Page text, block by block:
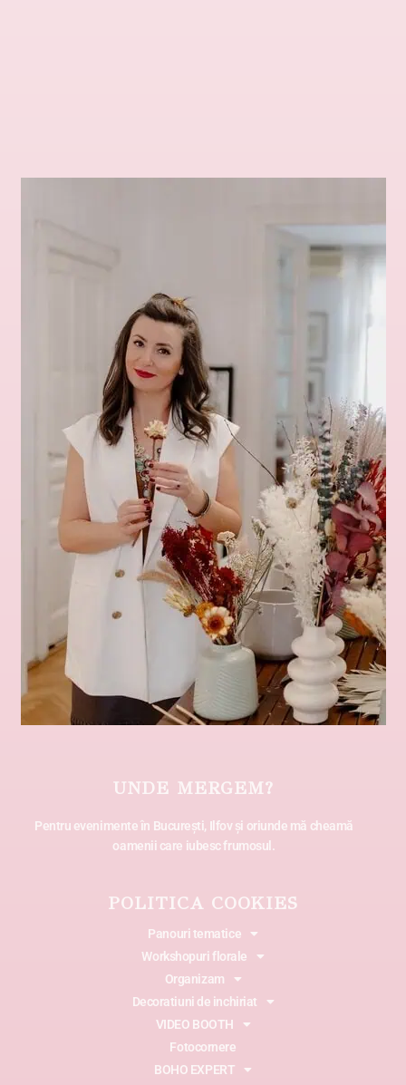
UNDE MERGEM?
Pentru evenimente în București, Ilfov și oriunde mă cheamă
oamenii care iubesc frumosul.
POLITICA COOKIES
Panouri tematice
Workshopuri florale
Organizam
Decoratiuni de inchiriat
VIDEO BOOTH
Fotocornere
BOHO EXPERT